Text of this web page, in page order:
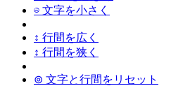
⊖ 文字を小さく
↕ 行間を広く
↕ 行間を狭く
⊚ 文字と行間をリセット